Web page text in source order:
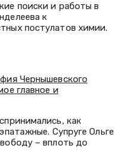
поиски и работы в
к
постулатов химии.
Чернышевского
главное и
как
Супруге Ольге
– вплоть до